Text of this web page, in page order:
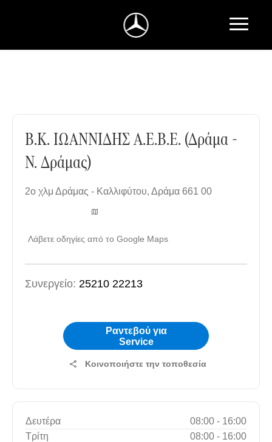
Β.Κ. ΙΩΑΝΝΙΔΗΣ Α.Ε.Β.Ε. (Δράμα -
Ν. Δράμας)
2ο χλμ Δράμας - Καλλιφύτου, Δράμα 661 00
Λάβετε οδηγίες από το Google Maps
Συνεργείο: 25210 22213
Ραντεβού για
Service
Κοινοποιήστε την τοποθεσία
Δευτέρα 08:00 - 16:00
Τρίτη
08:00 - 16:00